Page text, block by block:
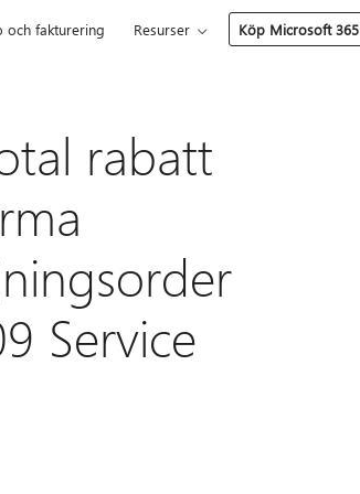
och fakturering Resurser Köp Microsoft 365
rabatt
Service